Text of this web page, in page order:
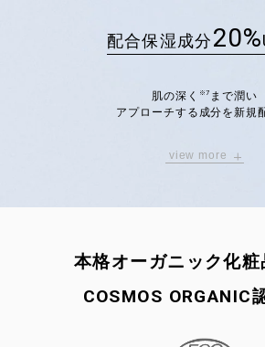
配合保湿成分20%
肌の深く ※7 まで潤い
アプローチする成分を新規
（ 新配合 ）
グリチルリチン酸 2K
view more
本格オーガニック化粧
COSMOS ORGANIC